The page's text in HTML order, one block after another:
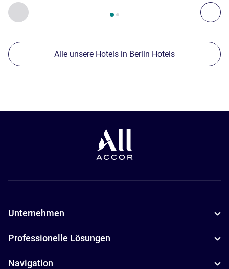
Zurück - Unsere anderen Etablissements in der Nähe
Seite , Unsere anderen Etablissements in der Nähe
Alle unsere Hotels in Berlin Hotels
Unternehmen
Professionelle Lösungen
Navigation